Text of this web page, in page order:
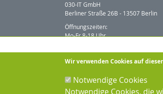
030-IT GmbH
Berliner Straße 26B - 13507 Berlin
Öffnungszeiten:
Mo-Fr 8-18 Uhr
Mail: info@030-it.de
Unsere Lösungen
Wir verwenden Cookies auf
Notwendige Cookies
Notwendige Cookies, die